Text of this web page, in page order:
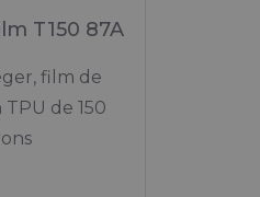
T150 87A
film de
de 150